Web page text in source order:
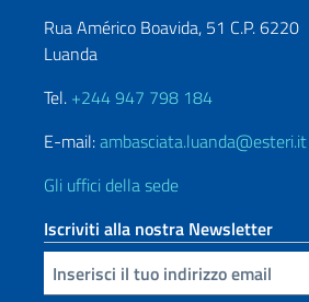
Rua Américo Boavida, 51 C.P. 6220
Luanda
Tel. +244 947 798 184
E-mail:ambasciata.luanda@esteri.it
Gli uffici della sede
Iscriviti alla nostra Newsletter
Inserisci la tua email